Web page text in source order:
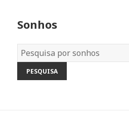
Sonhos
Dicionário
dos
Sonhos: